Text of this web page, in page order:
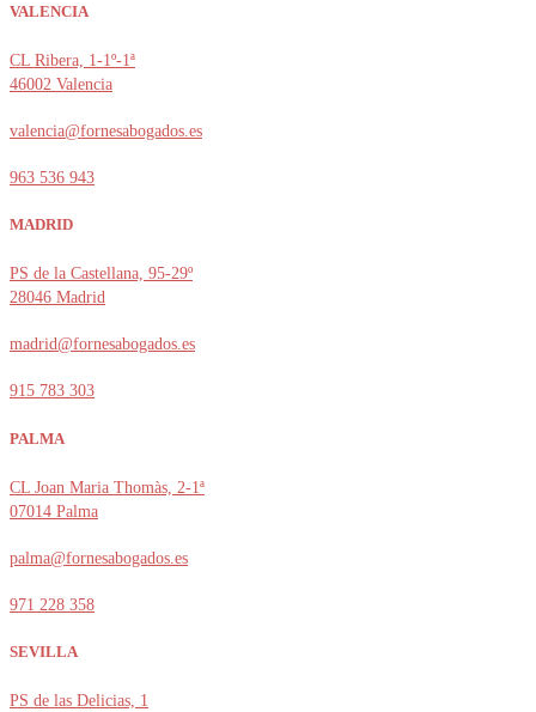
· Derechos: En cualquier momento puedes limitar, recuperar y borrar tu información.
VALENCIA
CL Ribera, 1-1º-1ª
46002 Valencia
valencia@fornesabogados.es
963 536 943
MADRID
PS de la Castellana, 95-29º
28046 Madrid
madrid@fornesabogados.es
915 783 303
PALMA
CL Joan Maria Thomàs, 2-1ª
07014 Palma
palma@fornesabogados.es
971 228 358
SEVILLA
PS de las Delicias, 1